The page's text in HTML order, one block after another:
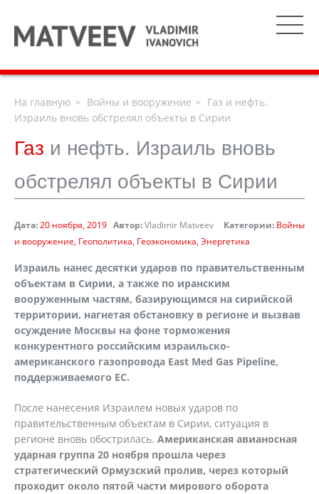
На главную Войны и вооружение
Газ и нефть.
Израиль вновь обстрелял объекты в Сирии
Газ и нефть. Израиль вновь
обстрелял объекты в Сирии
Дата:20 ноября, 2019 Автор:Vladimir Matveev Категории: Войны
и вооружение Геополитика Геоэкономика Энергетика
Израиль нанес десятки ударов по правительственным
объектам в Сирии, а также по иранским
вооруженным частям, базирующимся на сирийской
территории, нагнетая обстановку в регионе и вызвав
осуждение Москвы на фоне торможения
конкурентного российским израильско-
американского газопровода East Med Gas Pipeline,
поддерживаемого ЕС.
После нанесения Израилем новых ударов по
правительственным объектам в Сирии, ситуация в
регионе вновь обострилась. Американская авианосная
ударная группа 20 ноября прошла через
стратегический Ормузский пролив, через который
проходит около пятой части мирового оборота